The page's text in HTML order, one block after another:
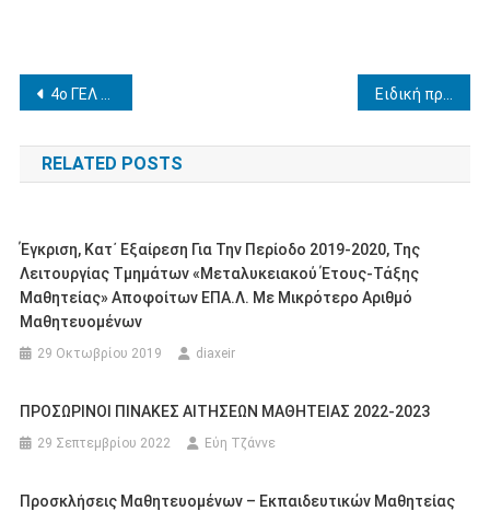
Πλοήγηση
άρθρων
4ο ΓΕΛ ΠΥΡΓΟΥ – ΕΚΠΑΙΔΕΥΤΙΚΗ ΕΠΙΣΚΕΨΗ ΣΤΑ ΤΡΙΚΑΛΑ 11-14/4/2024
RELATED POSTS
Έγκριση, Κατ΄ Εξαίρεση Για Την Περίοδο 2019-2020, Της
Λειτουργίας Τμημάτων «Μεταλυκειακού Έτους-Τάξης
Μαθητείας» Αποφοίτων ΕΠΑ.Λ. Με Μικρότερο Αριθμό
Μαθητευομένων
29 Οκτωβρίου 2019 diaxeir
ΠΡΟΣΩΡΙΝΟΙ ΠΙΝΑΚΕΣ ΑΙΤΗΣΕΩΝ ΜΑΘΗΤΕΙΑΣ 2022-2023
29 Σεπτεμβρίου 2022 Εύη Τζάννε
Προσκλήσεις Μαθητευομένων – Εκπαιδευτικών Μαθητείας